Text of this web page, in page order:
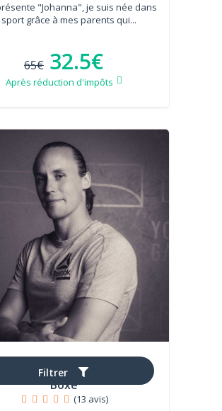
Filtrer
"Johanna", je suis née dans
grâce à mes parents qui...
65€ 32.5€
Après réduction d'impôts
Maxime
Boxe
(13 avis)